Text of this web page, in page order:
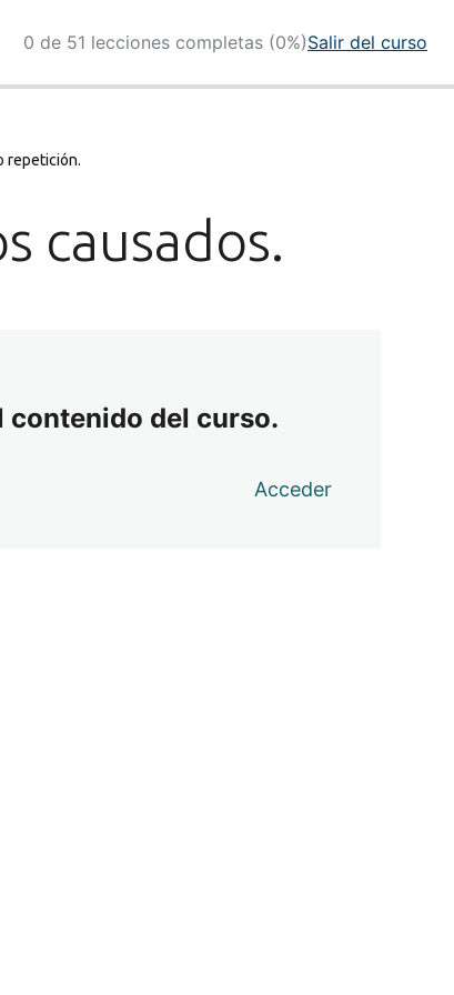
0 de 51 lecciones completas (0%)Salir del curso
repetición.
causados.
contenido del curso.
Acceder